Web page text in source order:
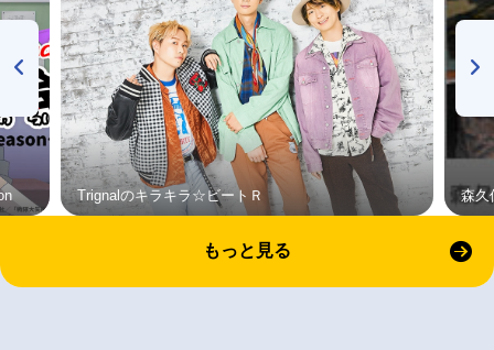
Trignalのキラキラ☆ビートＲ 森久
もっと見る